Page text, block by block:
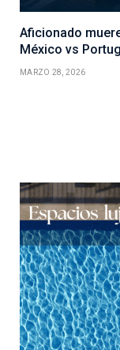
Aficionado
México vs
MARZO 28, 2026